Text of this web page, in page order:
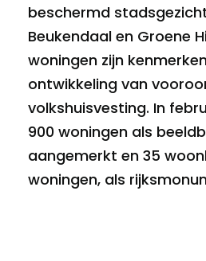
beschermd
Beukendaal en Groene
woningen zijn
ontwikkeling van
volkshuisvesting. In
900 woningen als
aangemerkt en 35
woningen, als